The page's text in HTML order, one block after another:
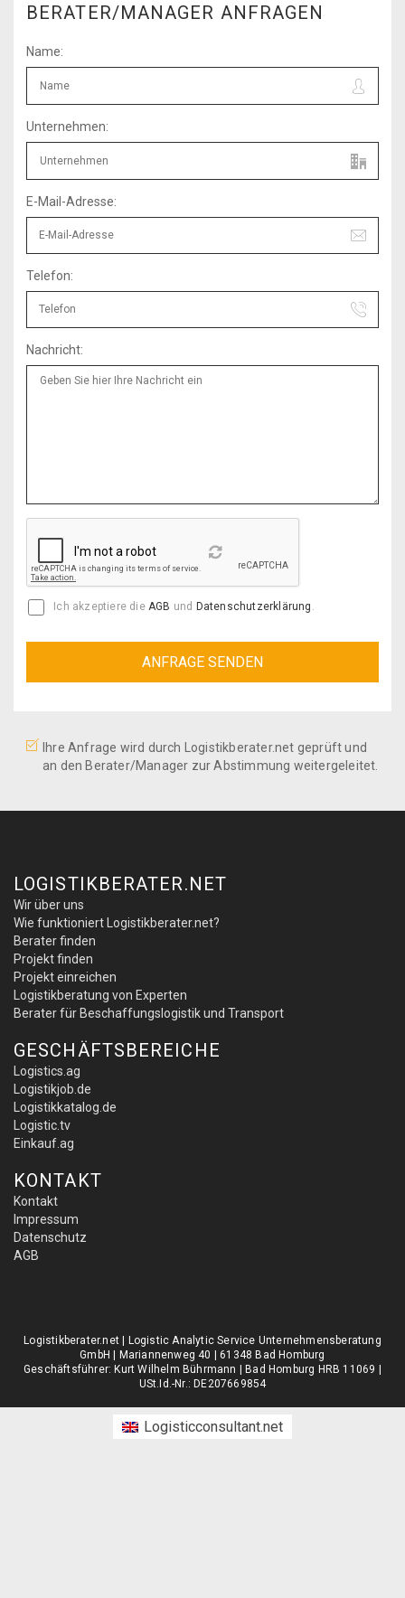
BERATER/MANAGER ANFRAGEN
Name:
Unternehmen:
E-Mail-Adresse:
Telefon:
Nachricht:
Reload
Ich akzeptiere die AGB und Datenschutzerklärung .
Ihre Anfrage wird durch Logistikberater.net geprüft und
an den Berater/Manager zur Abstimmung weitergeleitet.
LOGISTIKBERATER.NET
Wir über uns
Wie funktioniert Logistikberater.net?
Berater finden
Projekt finden
Projekt einreichen
Logistikberatung von Experten
Berater für Beschaffungslogistik und Transport
GESCHÄFTSBEREICHE
Logistics.ag
Logistikjob.de
Logistikkatalog.de
Logistic.tv
Einkauf.ag
KONTAKT
Kontakt
Impressum
Datenschutz
AGB
Logistikberater.net | Logistic Analytic Service Unternehmensberatung
GmbH | Mariannenweg 40 | 61348 Bad Homburg
Geschäftsführer: Kurt Wilhelm Bührmann | Bad Homburg HRB 11069 |
USt.Id.-Nr.: DE207669854
Logisticconsultant.net